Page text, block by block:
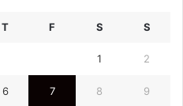
T F S S
1 2
6 7 8 9